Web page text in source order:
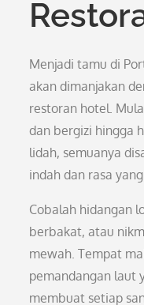
Menjadi tamu di
akan dimanjakan
restoran hotel.
dan bergizi hingga
lidah, semuanya
indah dan rasa
Cobalah hidangan
berbakat, atau
mewah. Tempat
pemandangan laut
membuat setiap